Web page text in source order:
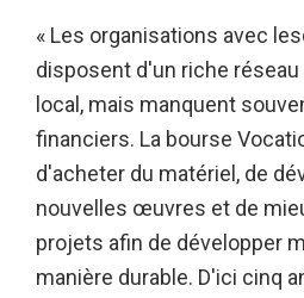
« Les organisations avec
disposent d'un riche
local, mais manquent
financiers. La bourse
d'acheter du matériel, de
nouvelles œuvres et de
projets afin de développer
manière durable. D'ici cinq